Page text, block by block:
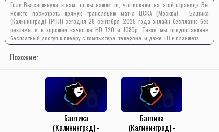
Если Вы заглянули к нам, то вы нашли то, что искали, на этой странице Вы
можете посмотреть прямую трансляцию матча ЦСКА (Москва) - Балтика
(Калининград) (РПЛ) сегодня 28 сентября 2025 года онлайн бесплатно без
рекламы и в хорошем качестве HD 720 и 1080p. Также мы предоставляем
бесплатный доступ к плееру с компьютера, телефона, и даже ТВ и планшета.
Похожие:
Балтика
(Калининград) -
Балтика
(Калининград) -